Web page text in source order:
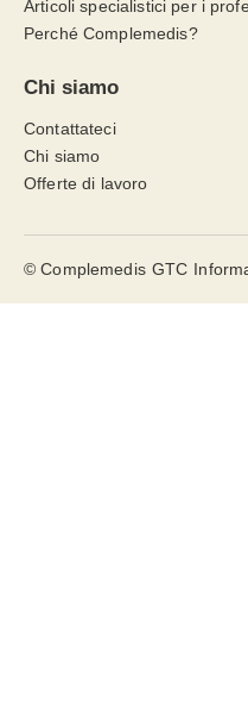
Articoli specialistici per i
Perché Complemedis?
Chi siamo
Contattateci
Chi siamo
Offerte di lavoro
© Complemedis GTC